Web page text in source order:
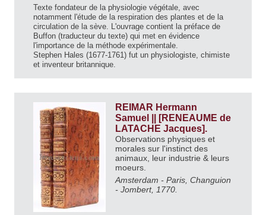
Texte fondateur de la physiologie végétale, avec
notamment l'étude de la respiration des plantes et de la
circulation de la sève. L'ouvrage contient la préface de
Buffon (traducteur du texte) qui met en évidence
l'importance de la méthode expérimentale.
Stephen Hales (1677-1761) fut un physiologiste, chimiste
et inventeur britannique.
REIMAR Hermann
Samuel || [RENEAUME de
LATACHE Jacques].
Observations physiques et
morales sur l'instinct des
animaux, leur industrie & leurs
moeurs.
Amsterdam - Paris, Changuion
- Jombert, 1770.